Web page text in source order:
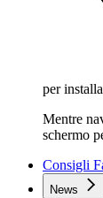
per
Mentre
schermo
Consigli
News